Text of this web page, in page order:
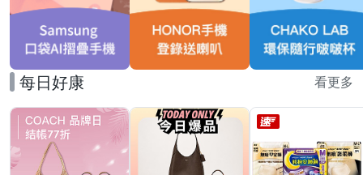
每日好康 看更多